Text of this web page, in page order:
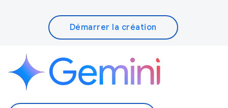
Démarrer la création